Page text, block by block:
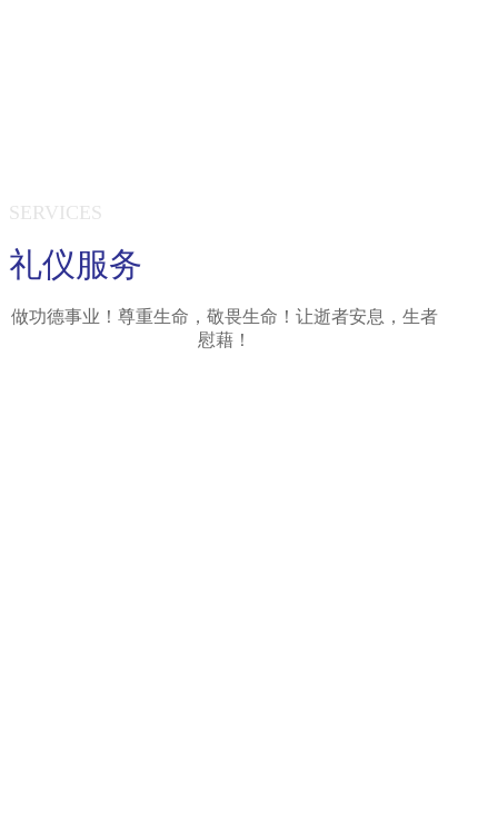
SERVICES
礼仪服务
做功德事业！尊重生命，敬畏生命！让逝者安息，生者
慰藉！